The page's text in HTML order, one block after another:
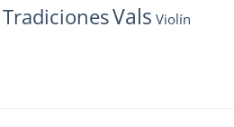
TradicionesVals Violín